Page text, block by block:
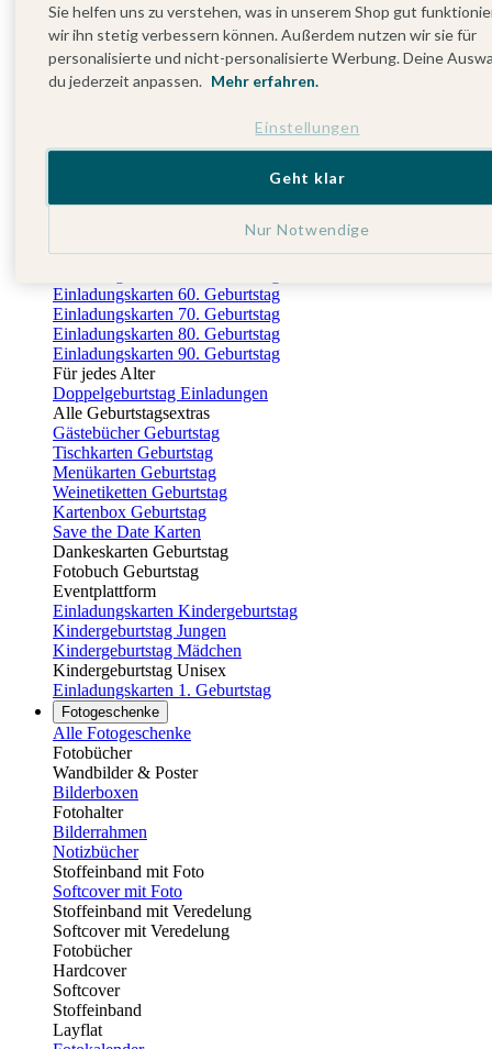
Menükarten Taufe
Tischkarten Taufe
Willkommensschilder Taufe
Gästebuch Taufe
Kartenbox Taufe
Fotobuch Taufe
Einladungskarten 30. Geburtstag
Einladungskarten 40. Geburtstag
Einladungskarten 60. Geburtstag
Einladungskarten 70. Geburtstag
Einladungskarten 80. Geburtstag
Einladungskarten 90. Geburtstag
Für jedes Alter
Doppelgeburtstag Einladungen
Alle Geburtstagsextras
Gästebücher Geburtstag
Tischkarten Geburtstag
Menükarten Geburtstag
Weinetiketten Geburtstag
Kartenbox Geburtstag
Save the Date Karten
Dankeskarten Geburtstag
Fotobuch Geburtstag
Eventplattform
Einladungskarten Kindergeburtstag
Kindergeburtstag Jungen
Kindergeburtstag Mädchen
Kindergeburtstag Unisex
Einladungskarten 1. Geburtstag
Fotogeschenke
Alle Fotogeschenke
Fotobücher
Wandbilder & Poster
Bilderboxen
Fotohalter
Bilderrahmen
Notizbücher
Stoffeinband mit Foto
Softcover mit Foto
Stoffeinband mit Veredelung
Softcover mit Veredelung
Fotobücher
Hardcover
Softcover
Stoffeinband
Layflat
Sie helfen uns zu verstehen, was in unserem Shop gut
wir ihn stetig verbessern können. Außerdem nutzen wir sie für
personalisierte und nicht-personalisierte Werbung. Deine
du jederzeit anpassen. Mehr erfahren.
Einstellungen
Nur Notwendige
Geht klar